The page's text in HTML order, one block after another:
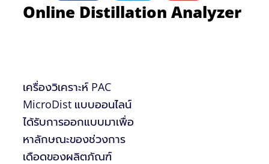
Online Distillation Analyzer
เครื่องวิเคราะห์ PAC
MicroDist แบบออนไลน์
ได้รับการออกแบบมาเพื่อ
หาลักษณะของช่วงการ
เดือดของผลิตภัณฑ์